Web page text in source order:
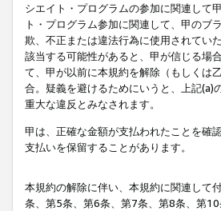
シエイト・プログラムの参加に関連して
ト・プログラム参加に関連して、甲のブ
欺、不正または違法行為に使用されてい
該当する可能性があると、甲が信じる場
て、甲が以前に本規約を解除（もしくは
合。疑義を避けるためにいうと、上記(a)
重大な違反とみなされます。
甲は、正確な金額が支払われたことを確
支払いを保留することがあります。
本規約の解除に伴い、本規約に関連して
条、第5条、第6条、第7条、第8条、第